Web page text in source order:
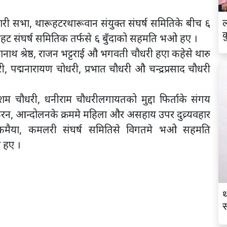
सभा, थारूहटरथारूवान संयुक्त संघर्ष समितिके बीच ६
संघर्ष समितिक तर्फसे ६ बुँदाको सहमति भओ हए ।
श्रेष्ठ, राजन भट्टराई औ भगवती चौधरी हएा कहेसे थारु
चोधरी, प्रभात चौधरी औ चन्द्रप्रसाद चौधरी
चौधरी, धनीराम चौधरीलगायतको मुद्दा फिर्ताके संगय
आन्दोलनके क्रममे महिला और असहाय उपर दुव्र्यवहार
कमलरी संघर्ष समितिसे विगतमे भओ सहमति
।